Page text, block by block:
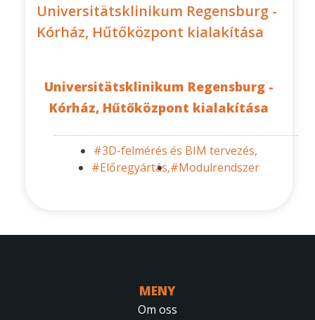
Universitätsklinikum Regensburg -
Kórház, Hűtőközpont kialakítása
Universitätsklinikum Regensburg -
Kórház, Hűtőközpont kialakítása
#3D-felmérés és BIM tervezés,
#Előregyártás,#Modulrendszer
MENY
Om oss